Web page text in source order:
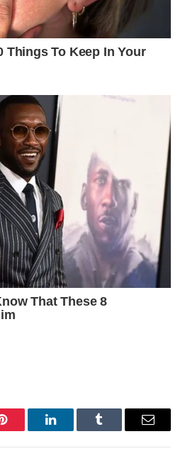
Pinterest LinkedInTumblr Email